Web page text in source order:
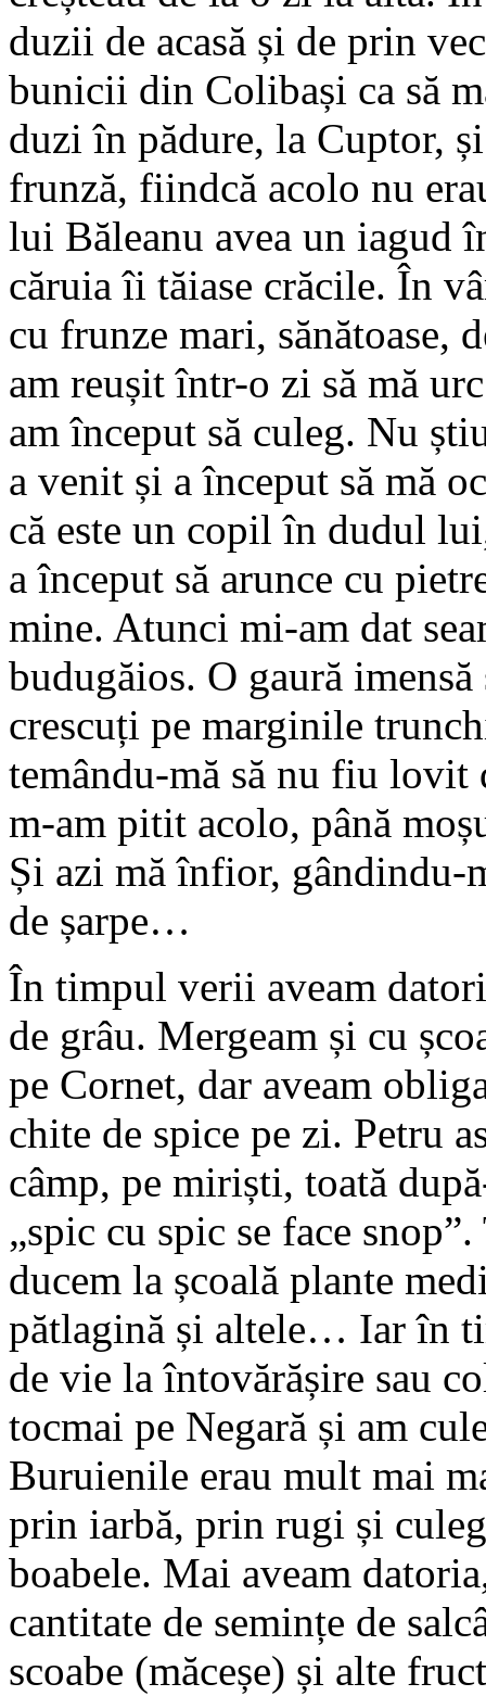
duzii de acasă și de prin
bunicii din Colibași ca să
duzi în pădure, la Cuptor,
frunză, fiindcă acolo nu
lui Băleanu avea un iagud
căruia îi tăiase crăcile. În
cu frunze mari, sănătoase,
am reușit într-o zi să mă
am început să culeg. Nu
a venit și a început să mă
că este un copil în dudul
a început să arunce cu
mine. Atunci mi-am dat
budugăios. O gaură
crescuți pe marginile
temându-mă să nu fiu lovit
m-am pitit acolo, până
Și azi mă înfior, gândindu-
de șarpe…
În timpul verii aveam
de grâu. Mergeam și cu
pe Cornet, dar aveam
chite de spice pe zi. Petru
câmp, pe miriști, toată
„spic cu spic se face
ducem la școală plante
pătlagină și altele… Iar în
de vie la întovărășire sau
tocmai pe Negară și am
Buruienile erau mult mai
prin iarbă, prin rugi și
boabele. Mai aveam
cantitate de semințe de
scoabe (măceșe) și alte